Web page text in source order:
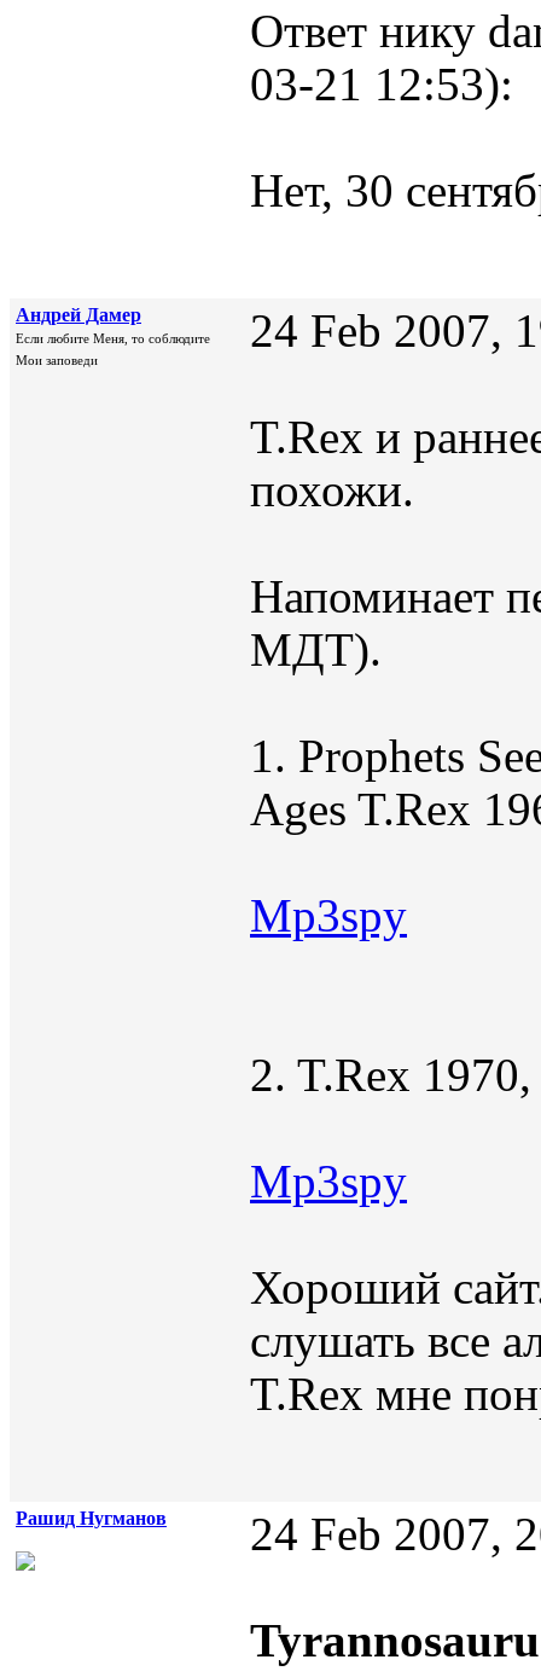
Ответ нику
03-21 12:53):
Нет, 30
Андрей Дамер
Если любите Меня, то соблюдите
Мои заповеди
24 Feb 2007,
T.Rex и
похожи.
Напоминает
МДТ).
1. Prophets
Ages T.Rex
Mp3spy
2. T.Rex
Mp3spy
Хороший
слушать все
T.Rex мне
Рашид Нугманов 24 Feb 2007,